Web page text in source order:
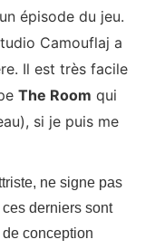
épisode du jeu.
Camouflaj a
Il est très facile
The Room qui
si je puis me
ne signe pas
derniers sont
conception